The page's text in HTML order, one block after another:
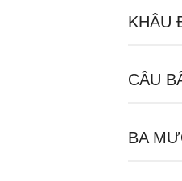
KHÂU
CÂU
BA